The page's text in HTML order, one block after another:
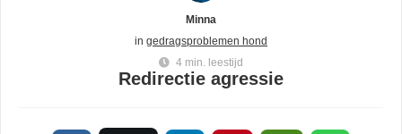
Minna
in gedragsproblemen hond
4 min. leestijd
Redirectie agressie